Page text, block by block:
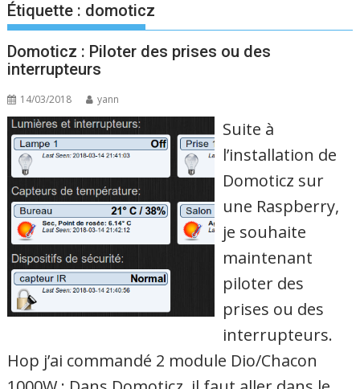
Étiquette : domoticz
Domoticz : Piloter des prises ou des
interrupteurs
14/03/2018 yann
Suite à
l’installation de
Domoticz sur
une Raspberry,
je souhaite
maintenant
piloter des
prises ou des
interrupteurs.
Hop j’ai commandé 2 module Dio/Chacon